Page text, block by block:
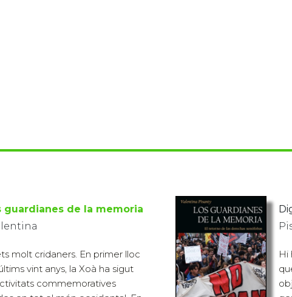
guardianes de la memoria
molt cridaners. En primer lloc
vint anys, la Xoà ha sigut
commemoratives
Hi